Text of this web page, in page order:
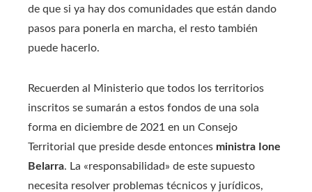
de que si ya hay dos comunidades que están dando
pasos para ponerla en marcha, el resto también
puede hacerlo.
Recuerden al Ministerio que todos los territorios
inscritos se sumarán a estos fondos de una sola
forma en diciembre de 2021 en un Consejo
Territorial que preside desde entonces ministra Ione
Belarra. La «responsabilidad» de este supuesto
necesita resolver problemas técnicos y jurídicos,